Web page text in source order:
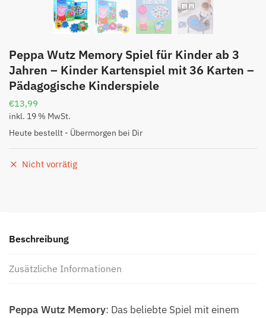
Peppa Wutz Memory Spiel für Kinder ab 3
Jahren – Kinder Kartenspiel mit 36 Karten –
Pädagogische Kinderspiele
€13,99
inkl. 19 % MwSt.
Heute bestellt - Übermorgen bei Dir
Nicht vorrätig
Beschreibung
Zusätzliche Informationen
Peppa Wutz Memory: Das beliebte Spiel mit einem